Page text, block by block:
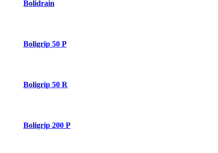
Bolidrain
Boligrip 50 P
Boligrip 50 R
Boligrip 200 P